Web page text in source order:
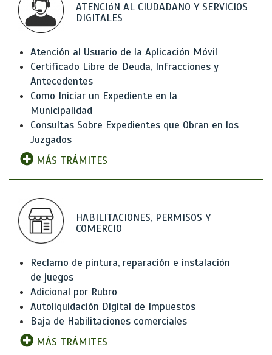
ATENCIóN AL CIUDADANO Y SERVICIOS
DIGITALES
Atención al Usuario de la Aplicación Móvil
Certificado Libre de Deuda, Infracciones y
Antecedentes
Como Iniciar un Expediente en la
Municipalidad
Consultas Sobre Expedientes que Obran en los
Juzgados
MÁS TRÁMITES
HABILITACIONES, PERMISOS Y
COMERCIO
Reclamo de pintura, reparación e instalación
de juegos
Adicional por Rubro
Autoliquidación Digital de Impuestos
Baja de Habilitaciones comerciales
MÁS TRÁMITES